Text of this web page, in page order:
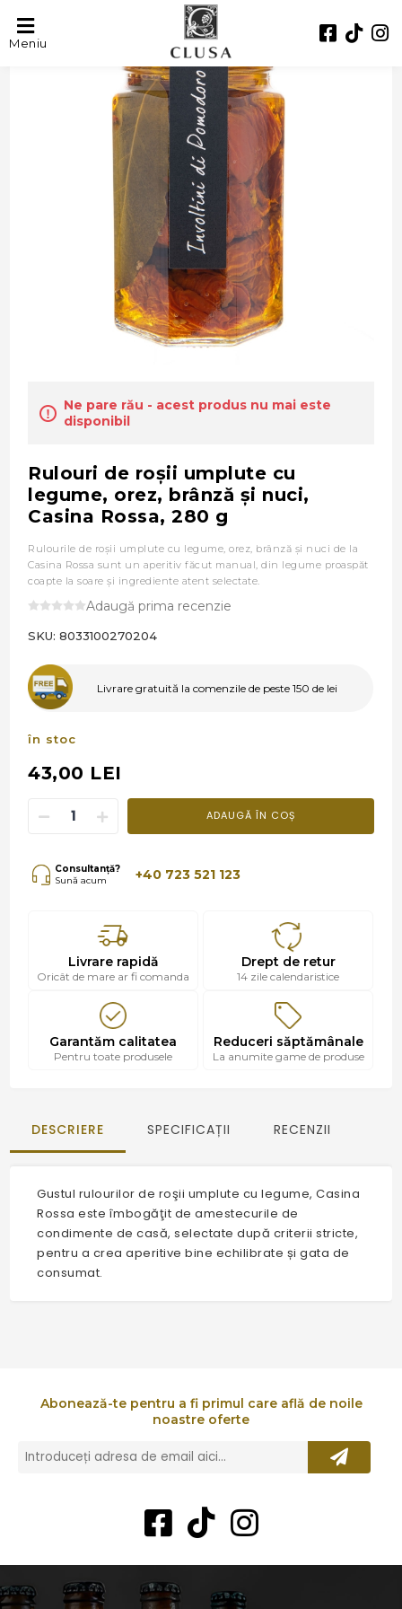
Meniu
Ne pare rău - acest produs nu mai este
disponibil
Rulouri de roşii umplute cu
legume, orez, brânză şi nuci,
Casina Rossa, 280 g
Rulourile de roşii umplute cu legume, orez, brânză şi nuci de la
Casina Rossa sunt un aperitiv făcut manual, din legume proaspăt
coapte la soare şi ingrediente atent selectate.
Adaugă prima recenzie
SKU: 8033100270204
Livrare gratuită la comenzile de peste 150 de lei
în stoc
43,00 LEI
ADAUGĂ ÎN COȘ
Consultanță?
Sună acum
+40 723 521 123
Livrare rapidă
Oricât de mare ar fi comanda
Drept de retur
14 zile calendaristice
Garantăm calitatea
Pentru toate produsele
Reduceri săptămânale
La anumite game de produse
DESCRIERE SPECIFICAȚII RECENZII
Gustul rulourilor de roşii umplute cu legume, Casina
Rossa este îmbogăţit de amestecurile de
condimente de casă, selectate după criterii stricte,
pentru a crea aperitive bine echilibrate și gata de
consumat.
Abonează-te pentru a fi primul care află de noile
noastre oferte